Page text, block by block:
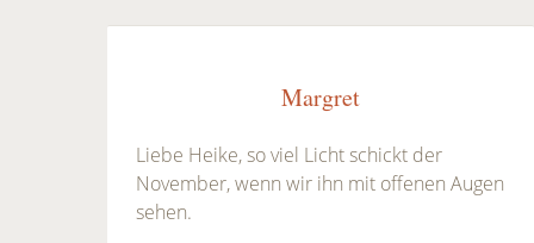
Margret
Liebe Heike, so viel Licht schickt der
November, wenn wir ihn mit offenen Augen
sehen.